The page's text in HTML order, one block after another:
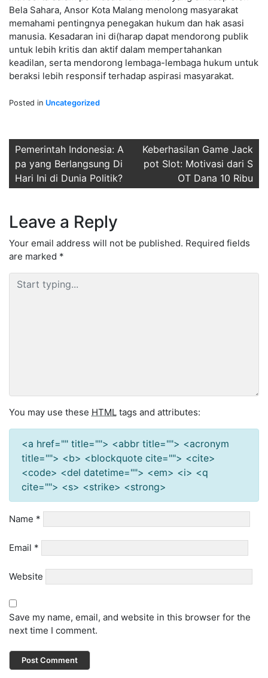
Bela Sahara, Ansor Kota Malang menolong masyarakat
memahami pentingnya penegakan hukum dan hak asasi
manusia. Kesadaran ini di(harap dapat mendorong publik
untuk lebih kritis dan aktif dalam mempertahankan
keadilan, serta mendorong lembaga-lembaga hukum untuk
beraksi lebih responsif terhadap aspirasi masyarakat.
Posted in Uncategorized
Post
navigation
Pemerintah Indonesia: A
pa yang Berlangsung Di
Hari Ini di Dunia Politik?
Keberhasilan Game Jack
pot Slot: Motivasi dari S
OT Dana 10 Ribu
Leave a Reply
Your email address will not be published. Required fields
are marked *
You may use these HTML tags and attributes:
<a href="" title=""> <abbr title=""> <acronym
title=""> <b> <blockquote cite=""> <cite>
<code> <del datetime=""> <em> <i> <q
cite=""> <s> <strike> <strong>
Name *
Email *
Website
Save my name, email, and website in this browser for the
next time I comment.